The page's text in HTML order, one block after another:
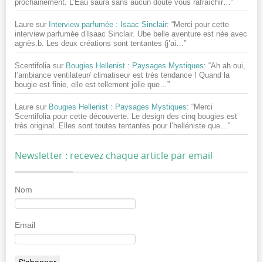
prochainement. L’Eau saura sans aucun doute vous rafraîchir… ”
Laure sur Interview parfumée : Isaac Sinclair: “Merci pour cette
interview parfumée d’Isaac Sinclair. Ube belle aventure est née avec
agnès.b. Les deux créations sont tentantes (j’ai…”
Scentifolia sur Bougies Hellenist : Paysages Mystiques: “Ah ah oui,
l’ambiance ventilateur/ climatiseur est très tendance ! Quand la
bougie est finie, elle est tellement jolie que…”
Laure sur Bougies Hellenist : Paysages Mystiques: “Merci
Scentifolia pour cette découverte. Le design des cinq bougies est
très original. Elles sont toutes tentantes pour l’helléniste que…”
Newsletter : recevez chaque article par email
Nom
Email